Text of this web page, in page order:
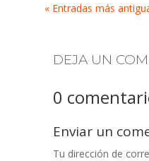
« Entradas más
DEJA UN
0
Enviar un
Tu dirección de